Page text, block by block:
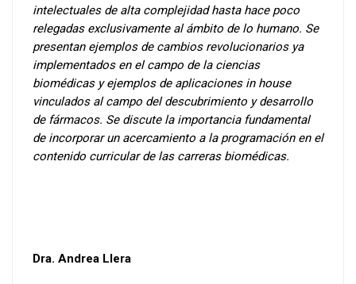
intelectuales de alta complejidad hasta hace poco
relegadas exclusivamente al ámbito de lo humano. Se
presentan ejemplos de cambios revolucionarios ya
implementados en el campo de la ciencias
biomédicas y ejemplos de aplicaciones in house
vinculados al campo del descubrimiento y desarrollo
de fármacos. Se discute la importancia fundamental
de incorporar un acercamiento a la programación en el
contenido curricular de las carreras biomédicas.
Dra. Andrea Llera